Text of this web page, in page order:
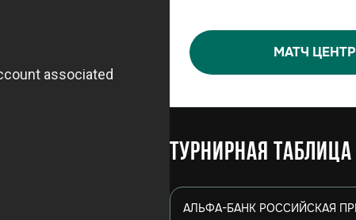
МАТЧ ЦЕНТР
Турнирная таблица